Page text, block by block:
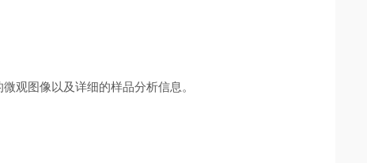
观图像以及详细的样品分析信息。